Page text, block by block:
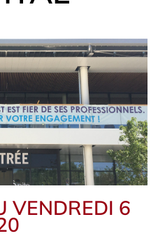
VENDREDI 6